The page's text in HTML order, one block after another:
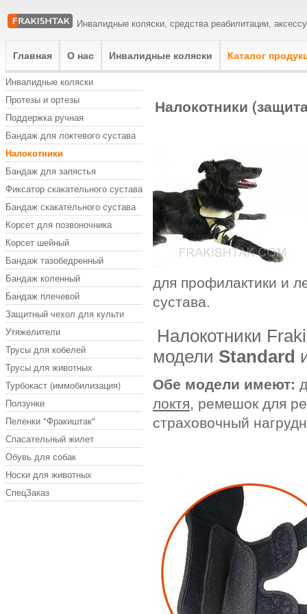
Инвалидные коляски, средства реабилитации,
Главная О нас Инвалидные коляски Каталог
Инвалидные коляски
Протезы и ортезы
Поддержка ручная
Бандаж для локтевого сустава
Налокотники
Бандаж для запястья
Фиксатор скакательного сустава
Бандаж скакательного сустава
Корсет для позвоночника
Корсет шейный
Бандаж тазобедренный
Бандаж коленный
Бандаж плечевой
Защитный чехол для культи
Утяжелители
Трусы для кобелей
Трусы для животных
Турбокаст (иммобилизация)
Ползунки
Пеленки "Фракиштак"
Спасательный жилет
Обувь для собак
Носки для животных
СпецЗаказ
Налокотники
для профилактики и
сустава.
Налокотники
модели Standard
Обе модели имеют:
локтя , ремешок для
страховочный